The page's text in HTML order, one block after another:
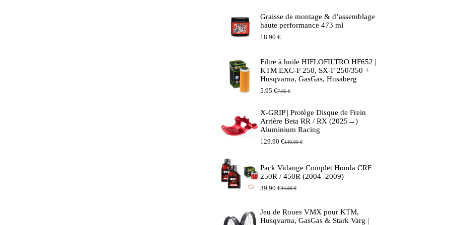
Graisse de montage & d’assemblage
haute performance 473 ml
18.90 €
Filtre à huile HIFLOFILTRO HF652 |
KTM EXC-F 250, SX-F 250/350 +
Husqvarna, GasGas, Husaberg
7.95€
Le
initial
était :
7.95 €.
5.95 €
Le
actuel
est :
5.95 €.
X-GRIP | Protège Disque de Frein
Arrière Beta RR / RX (2025→)
Aluminium Racing
149.90€
Le
était :
149.90 €.
129.90 €
Le
est :
129.90 €.
Pack Vidange Complet Honda CRF
250R / 450R (2004–2009)
44.90€
Le
était :
44.90 €.
39.90 €
Le
est :
39.90 €.
Jeu de Roues VMX pour KTM,
Husqvarna, GasGas & Stark Varg |